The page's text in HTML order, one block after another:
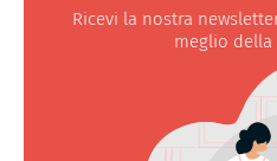
Ricevi la nostra
meglio della